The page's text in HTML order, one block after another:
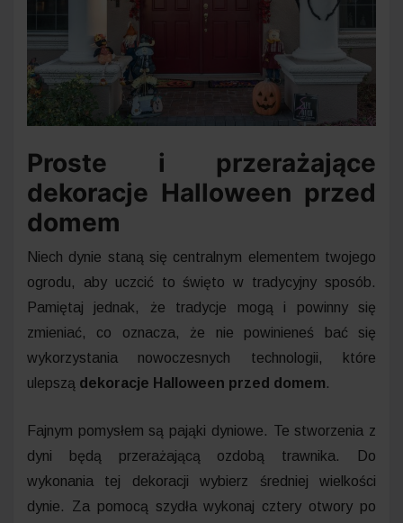
Proste i przerażające
dekoracje Halloween przed
domem
Niech dynie staną się centralnym elementem twojego
ogrodu, aby uczcić to święto w tradycyjny sposób.
Pamiętaj jednak, że tradycje mogą i powinny się
zmieniać, co oznacza, że nie powinieneś bać się
wykorzystania nowoczesnych technologii, które
ulepszą dekoracje Halloween przed domem.
Fajnym pomysłem są pająki dyniowe. Te stworzenia z
dyni będą przerażającą ozdobą trawnika. Do
wykonania tej dekoracji wybierz średniej wielkości
dynie. Za pomocą szydła wykonaj cztery otwory po